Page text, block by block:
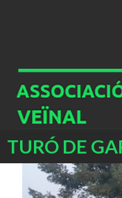
TURÓ DE
Buscar
CONTENIDO